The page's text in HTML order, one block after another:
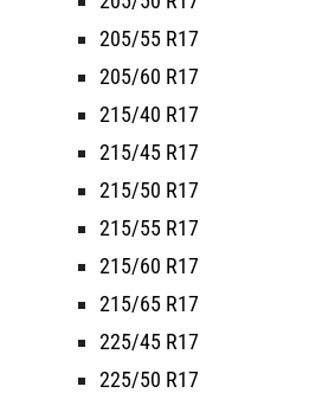
205/55 R17
205/60 R17
215/40 R17
215/45 R17
215/50 R17
215/55 R17
215/60 R17
215/65 R17
225/45 R17
225/50 R17